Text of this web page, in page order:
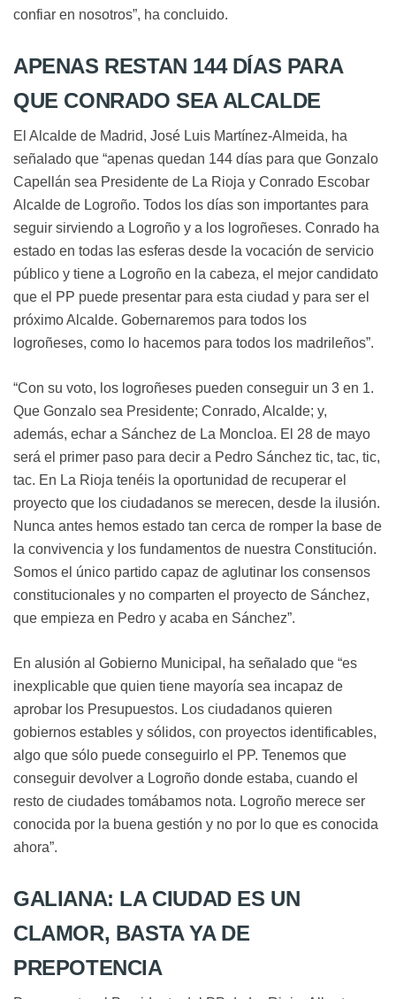
confiar en nosotros”, ha concluido.
APENAS RESTAN 144 DÍAS PARA
QUE CONRADO SEA ALCALDE
El Alcalde de Madrid, José Luis Martínez-Almeida, ha
señalado que “apenas quedan 144 días para que Gonzalo
Capellán sea Presidente de La Rioja y Conrado Escobar
Alcalde de Logroño. Todos los días son importantes para
seguir sirviendo a Logroño y a los logroñeses. Conrado ha
estado en todas las esferas desde la vocación de servicio
público y tiene a Logroño en la cabeza, el mejor candidato
que el PP puede presentar para esta ciudad y para ser el
próximo Alcalde. Gobernaremos para todos los
logroñeses, como lo hacemos para todos los madrileños”.
“Con su voto, los logroñeses pueden conseguir un 3 en 1.
Que Gonzalo sea Presidente; Conrado, Alcalde; y,
además, echar a Sánchez de La Moncloa. El 28 de mayo
será el primer paso para decir a Pedro Sánchez tic, tac, tic,
tac. En La Rioja tenéis la oportunidad de recuperar el
proyecto que los ciudadanos se merecen, desde la ilusión.
Nunca antes hemos estado tan cerca de romper la base de
la convivencia y los fundamentos de nuestra Constitución.
Somos el único partido capaz de aglutinar los consensos
constitucionales y no comparten el proyecto de Sánchez,
que empieza en Pedro y acaba en Sánchez”.
En alusión al Gobierno Municipal, ha señalado que “es
inexplicable que quien tiene mayoría sea incapaz de
aprobar los Presupuestos. Los ciudadanos quieren
gobiernos estables y sólidos, con proyectos identificables,
algo que sólo puede conseguirlo el PP. Tenemos que
conseguir devolver a Logroño donde estaba, cuando el
resto de ciudades tomábamos nota. Logroño merece ser
conocida por la buena gestión y no por lo que es conocida
ahora”.
GALIANA: LA CIUDAD ES UN
CLAMOR, BASTA YA DE
PREPOTENCIA